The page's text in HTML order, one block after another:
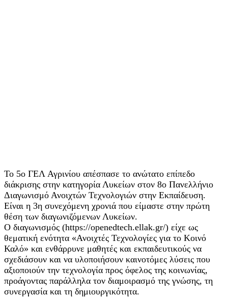
Το 5ο ΓΕΛ Αγρινίου απέσπασε το ανώτατο επίπεδο
διάκρισης στην κατηγορία Λυκείων στον 8ο Πανελλήνιο
Διαγωνισμό Ανοιχτών Τεχνολογιών στην Εκπαίδευση.
Είναι η 3η συνεχόμενη χρονιά που είμαστε στην πρώτη
θέση των διαγωνιζόμενων Λυκείων.
Ο διαγωνισμός (https://openedtech.ellak.gr/) είχε ως
θεματική ενότητα «Ανοιχτές Τεχνολογίες για το Κοινό
Καλό» και ενθάρρυνε μαθητές και εκπαιδευτικούς να
σχεδιάσουν και να υλοποιήσουν καινοτόμες λύσεις που
αξιοποιούν την τεχνολογία προς όφελος της κοινωνίας,
προάγοντας παράλληλα τον διαμοιρασμό της γνώσης, τη
συνεργασία και τη δημιουργικότητα.